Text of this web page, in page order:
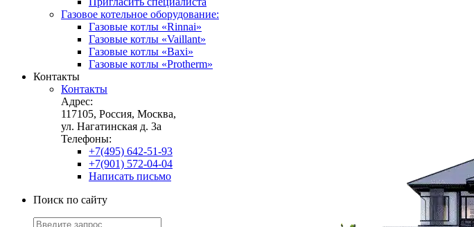
Газовое котельное оборудование:
Газовые котлы «Rinnai»
Газовые котлы «Vaillant»
Газовые котлы «Baxi»
Газовые котлы «Protherm»
Контакты
Контакты
Адрес:
117105, Россия, Москва,
ул. Нагатинская д. 3а
Телефоны:
+7(495) 642-51-93
+7(901) 572-04-04
Написать письмо
Поиск по сайту